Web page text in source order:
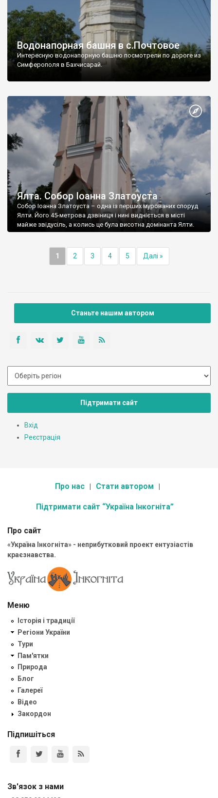
Водонапорная башня в с.Почтовое
Интересную водонапорную башню посмотрели по дороге из
Симферополя в Бахчисарай.
Ялта. Собор Іоанна Златоуста
Собор Іоанна Златоуста – одна із перших мурованих споруд
Ялти. Його 45-метрова дзвіниця і нині видніється в місті
майже звідусіль, а колись це була висотна домінанта Ялти.
1 2 3 4 5 Далі »
Станьте нашим автором
Підтримати сайт
Вхід
Реєстрація
Про нас Стати автором
Підтримати сайт “Україна Інкогніта”
Про сайт
«Україна Інкогніта» - неприбутковий проект ентузіастів
краєзнавства.
Меню
Історія і традиції
Регіони України
Тури
Пам'ятки
Природа
Блог
Галереї
Відео
Закордон
Підпишіться
Зв'язок з нами